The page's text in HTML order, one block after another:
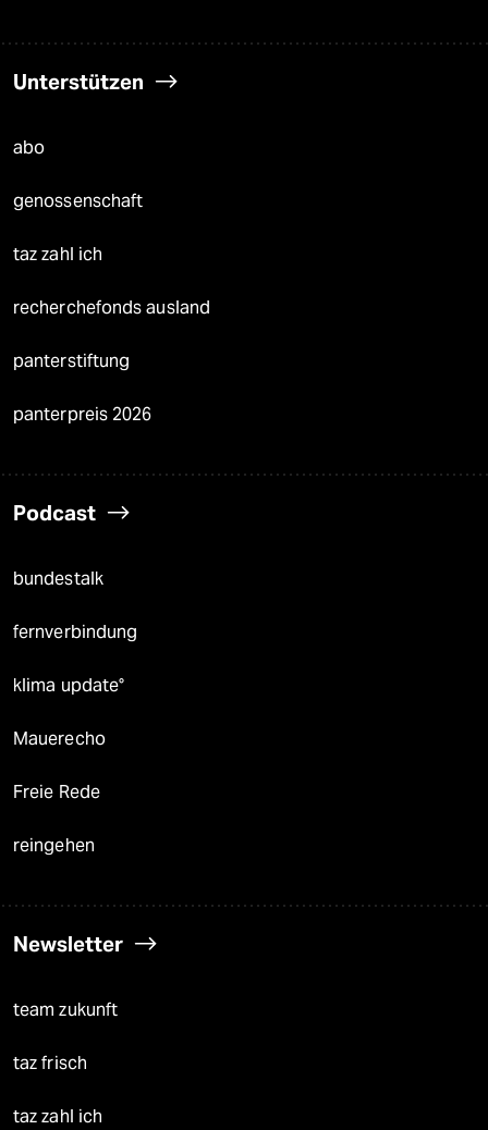
Unterstützen
abo
genossenschaft
taz zahl ich
recherchefonds ausland
panterstiftung
panterpreis 2026
Podcast
bundestalk
fernverbindung
klima update°
Mauerecho
Freie Rede
reingehen
Newsletter
team zukunft
taz frisch
taz zahl ich